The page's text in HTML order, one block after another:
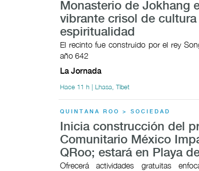
Monasterio de Jokhang
vibrante crisol de cultura
espiritualidad
El recinto fue construido por el rey
año 642
La Jornada
Hace 11 h | Lhasa, Tíbet
QUINTANA ROO > SOCIEDAD
Inicia construcción del
Comunitario México
QRoo; estará en Playa
Ofrecerá actividades gratuitas